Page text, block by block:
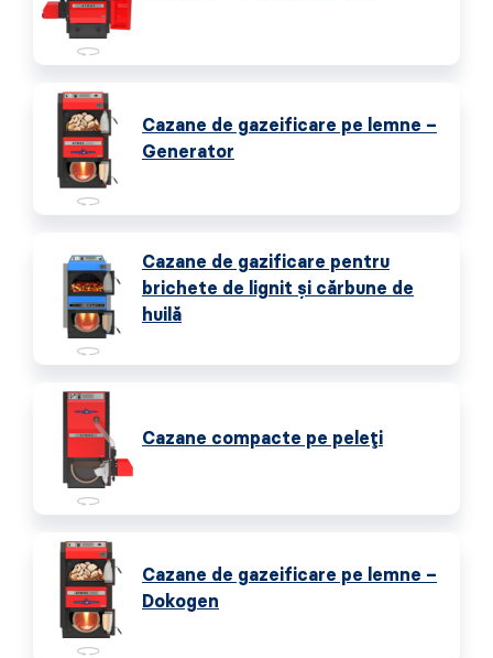
Cazane de gazeificare pe lemne –
Generator
Cazane de gazificare pentru
brichete de lignit și cărbune de
huilă
Cazane compacte pe peleți
Cazane de gazeificare pe lemne –
Dokogen